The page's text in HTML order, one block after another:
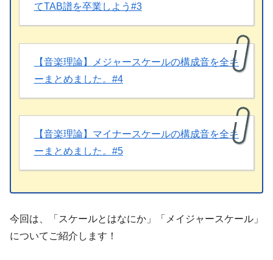
てTAB譜を卒業しよう#3
【音楽理論】メジャースケールの構成音を全キ
ーまとめました。#4
【音楽理論】マイナースケールの構成音を全キ
ーまとめました。#5
今回は、「スケールとはなにか」「メイジャースケール」
についてご紹介します！